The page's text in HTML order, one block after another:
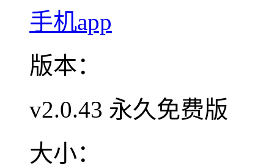
手机app
版本：
v2.0.43 永久免费版
大小：